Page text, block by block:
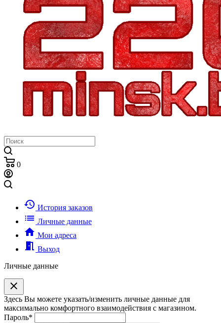
0
history История заказов
list Личные данные
home Мои адреса
meeting_room Выход
Личные данные
clear
Здесь Вы можете указать/изменить личные данные для
максимально комфортного взаимодействия с магазином.
Пароль*